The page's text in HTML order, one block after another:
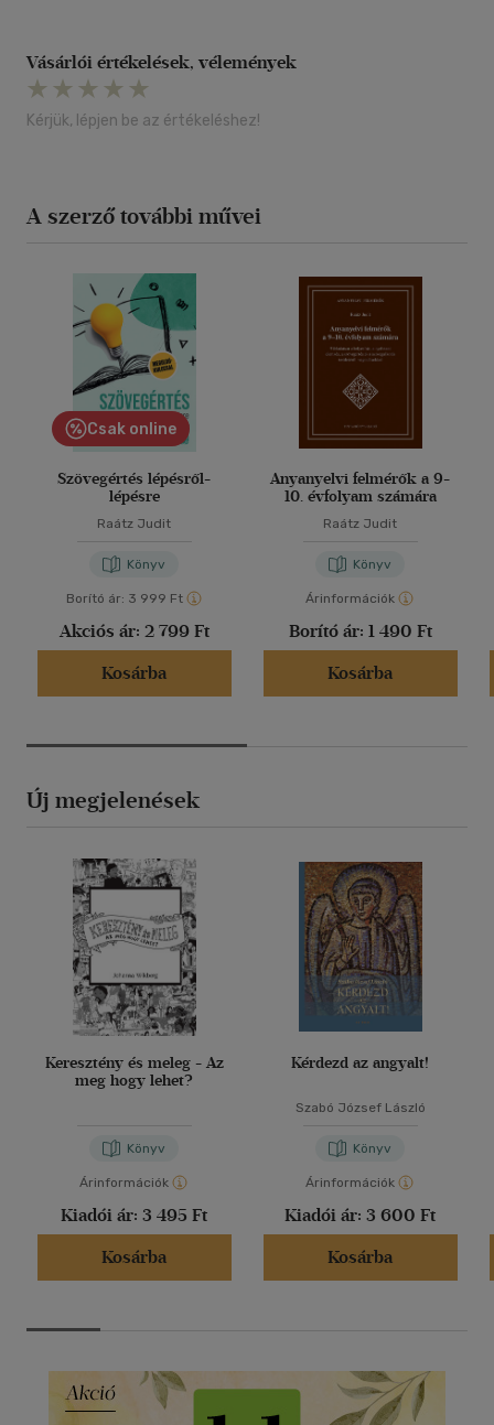
Vásárlói értékelések, vélemények
Kérjük, lépjen be az értékeléshez!
A szerző további művei
Csak online
Szövegértés lépésről-
lépésre
Raátz Judit
Könyv
Borító ár: 3 999 Ft
Akciós ár: 2 799 Ft
Kosárba
Anyanyelvi felmérők a 9-
10. évfolyam számára
Raátz Judit
Könyv
Árinformációk
Borító ár: 1 490 Ft
Kosárba
Új megjelenések
Keresztény és meleg - Az
meg hogy lehet?
Könyv
Árinformációk
Kiadói ár: 3 495 Ft
Kosárba
Kérdezd az angyalt!
Szabó József László
Könyv
Árinformációk
Kiadói ár: 3 600 Ft
Kosárba